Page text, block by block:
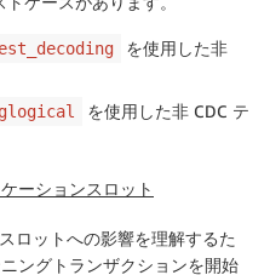
を使用した非
を使用した非 CDC テ
ーションスロット
ロットへの影響を理解するた
ングトランザクションを開始